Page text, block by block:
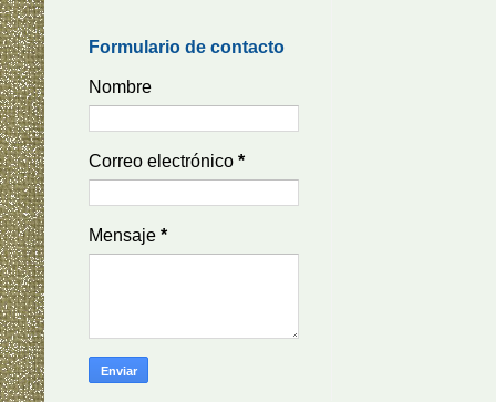
Formulario de contacto
Nombre
Correo electrónico *
Mensaje *